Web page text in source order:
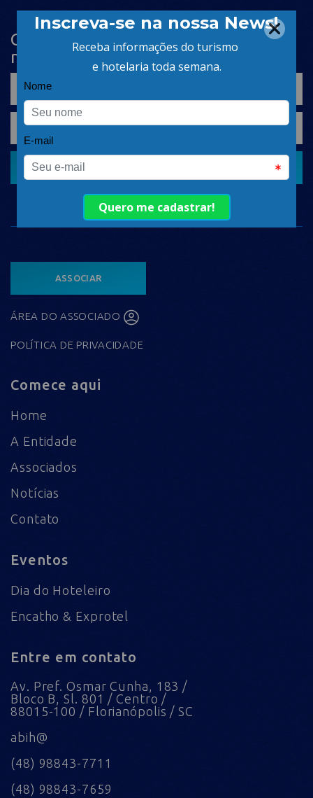
Cadastre-se na newsletter e receba
nosso conteúdo em seu e-mail
ASSOCIAR
ÁREA DO ASSOCIADO
POLÍTICA DE PRIVACIDADE
Comece aqui
Home
A Entidade
Associados
Notícias
Contato
Eventos
Dia do Hoteleiro
Encatho & Exprotel
Entre em contato
Av. Pref. Osmar Cunha, 183 /
Bloco B, Sl. 801 / Centro /
88015-100 / Florianópolis / SC
abih@
(48) 98843-7711
(48) 98843-7659